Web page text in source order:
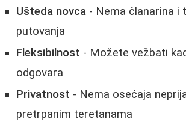
Ušteda novca - Nema članarina i
putovanja
Fleksibilnost - Možete vežbati
odgovara
Privatnost - Nema osećaja
pretrpanim teretanama